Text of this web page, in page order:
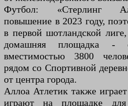
Футбол: «Стерлинг
повышение в 2023 году,
в первой шотландской
домашняя площадка -
вместимостью 3800
рядом со Спортивной
от центра города.
Аллоа Атлетик также
играют на площадке